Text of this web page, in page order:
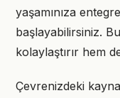
yaşamınıza
başlayabilirsiniz.
kolaylaştırır hem
Çevrenizdeki